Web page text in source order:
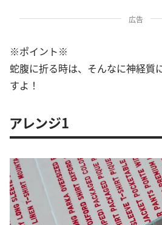
広告
※ポイント※
蛇腹に折る時は、そんなに神経質
すよ！
アレンジ1